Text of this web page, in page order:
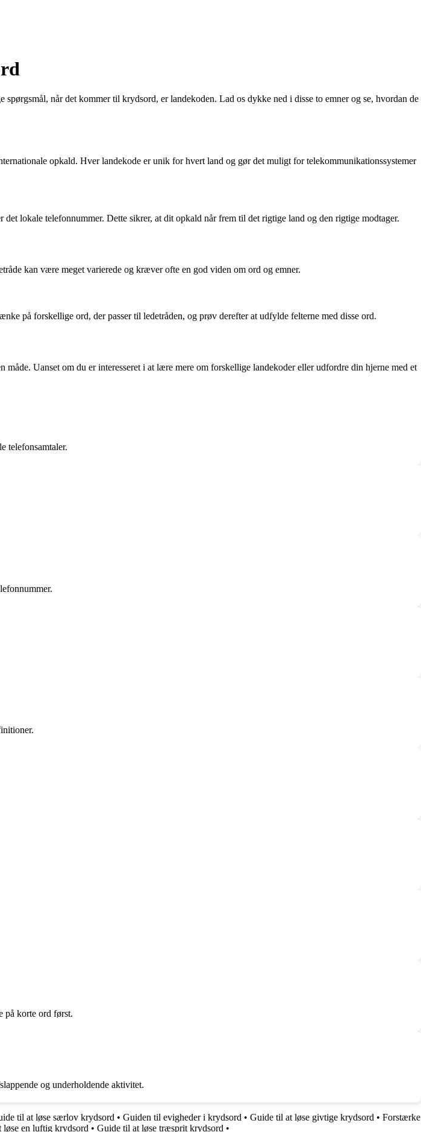
når det kommer til krydsord, er landekoden. Lad os dykke ned i disse to emner og se, hvordan de
opkald. Hver landekode er unik for hvert land og gør det muligt for telekommunikationssystemer
lokale telefonnummer. Dette sikrer, at dit opkald når frem til det rigtige land og den rigtige modtager.
kan være meget varierede og kræver ofte en god viden om ord og emner.
på forskellige ord, der passer til ledetråden, og prøv derefter at udfylde felterne med disse ord.
Uanset om du er interesseret i at lære mere om forskellige landekoder eller udfordre din hjerne med et
telefonsamtaler.
på korte ord først.
og underholdende aktivitet.
til at løse særlov krydsord • Guiden til evigheder i krydsord • Guide til at løse givtige krydsord • Forstærke
løse en luftig krydsord • Guide til at løse træsprit krydsord •